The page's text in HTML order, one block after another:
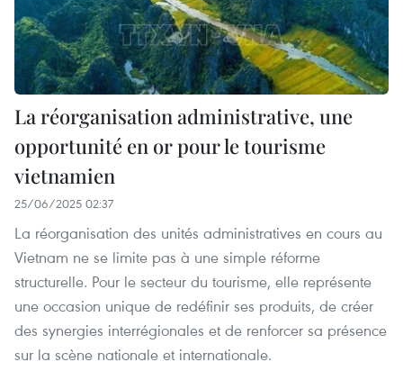
La réorganisation administrative, une
opportunité en or pour le tourisme
vietnamien
25/06/2025 02:37
La réorganisation des unités administratives en cours au
Vietnam ne se limite pas à une simple réforme
structurelle. Pour le secteur du tourisme, elle représente
une occasion unique de redéfinir ses produits, de créer
des synergies interrégionales et de renforcer sa présence
sur la scène nationale et internationale.